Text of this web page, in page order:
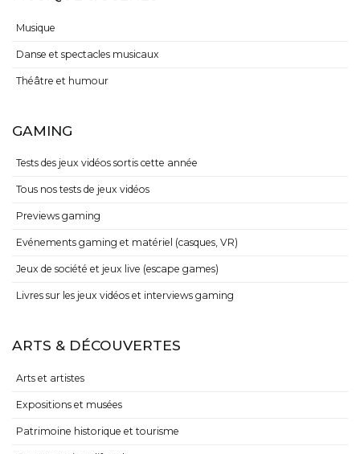
Musique
Danse et spectacles musicaux
Théâtre et humour
GAMING
Tests des jeux vidéos sortis cette année
Tous nos tests de jeux vidéos
Previews gaming
Evénements gaming et matériel (casques, VR)
Jeux de société et jeux live (escape games)
Livres sur les jeux vidéos et interviews gaming
ARTS & DÉCOUVERTES
Arts et artistes
Expositions et musées
Patrimoine historique et tourisme